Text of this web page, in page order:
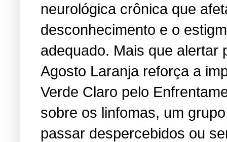
neurológica crônica que
desconhecimento e o
adequado. Mais que
Agosto Laranja reforça a
Verde Claro pelo
sobre os linfomas, um
passar despercebidos ou